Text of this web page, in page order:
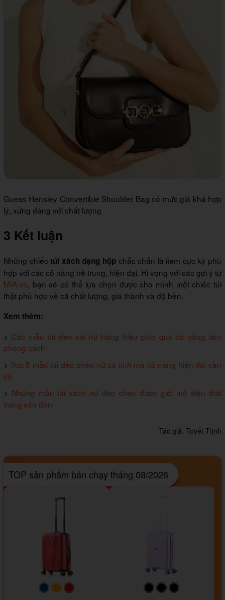
Guess Hensley Convertible Shoulder Bag có mức giá khá hợp
lý, xứng đáng với chất lượng
3 Kết luận
Những chiếctúi xách dạng hộpchắc chắn là item cực kỳ phù
hợp với các cô nàng trẻ trung, hiện đại. Hi vọng với các gợi ý từ
MIA.vn, bạn sẽ có thể lựa chọn được cho mình một chiếc túi
thật phù hợp về cả chất lượng, giá thành và độ bền.
Xem thêm:
> Các mẫu túi đeo vai nữ hàng hiệu giúp quý cô nâng tầm
phong cách
> Top 5 mẫu túi đeo chéo nữ cá tính mà cô nàng hiện đại cần
có
> Những mẫu túi xách nữ đeo chéo được giới mộ điệu thời
trang săn đón
Tác giả: Tuyết Trịnh
TOP sản phẩm bán chạy tháng 08/2026
#093f69#ffa500 #000000#000000